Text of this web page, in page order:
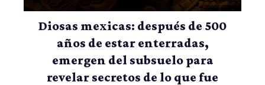
Diosas mexicas: después de 500
años de estar enterradas,
emergen del subsuelo para
revelar secretos de lo que fue